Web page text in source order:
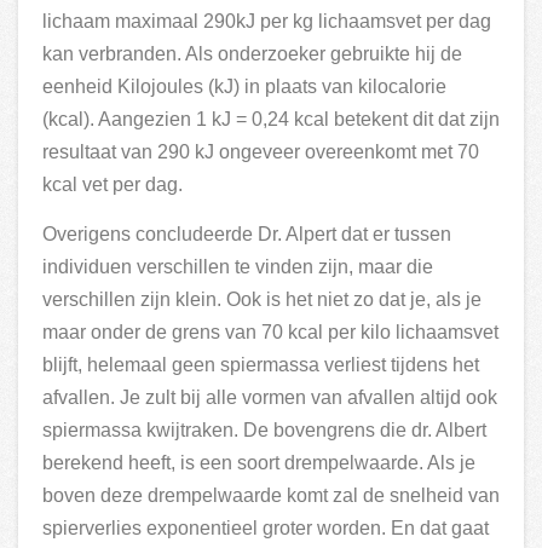
lichaam maximaal 290kJ per kg lichaamsvet per dag
kan verbranden. Als onderzoeker gebruikte hij de
eenheid Kilojoules (kJ) in plaats van kilocalorie
(kcal). Aangezien 1 kJ = 0,24 kcal betekent dit dat zijn
resultaat van 290 kJ ongeveer overeenkomt met 70
kcal vet per dag.
Overigens concludeerde Dr. Alpert dat er tussen
individuen verschillen te vinden zijn, maar die
verschillen zijn klein. Ook is het niet zo dat je, als je
maar onder de grens van 70 kcal per kilo lichaamsvet
blijft, helemaal geen spiermassa verliest tijdens het
afvallen. Je zult bij alle vormen van afvallen altijd ook
spiermassa kwijtraken. De bovengrens die dr. Albert
berekend heeft, is een soort drempelwaarde. Als je
boven deze drempelwaarde komt zal de snelheid van
spierverlies exponentieel groter worden. En dat gaat